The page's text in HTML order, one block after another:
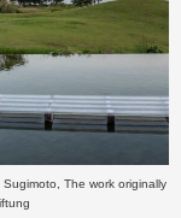
The work originally